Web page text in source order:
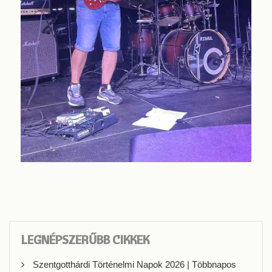
LEGNÉPSZERŰBB CIKKEK
Szentgotthárdi Történelmi Napok 2026 | Többnapos